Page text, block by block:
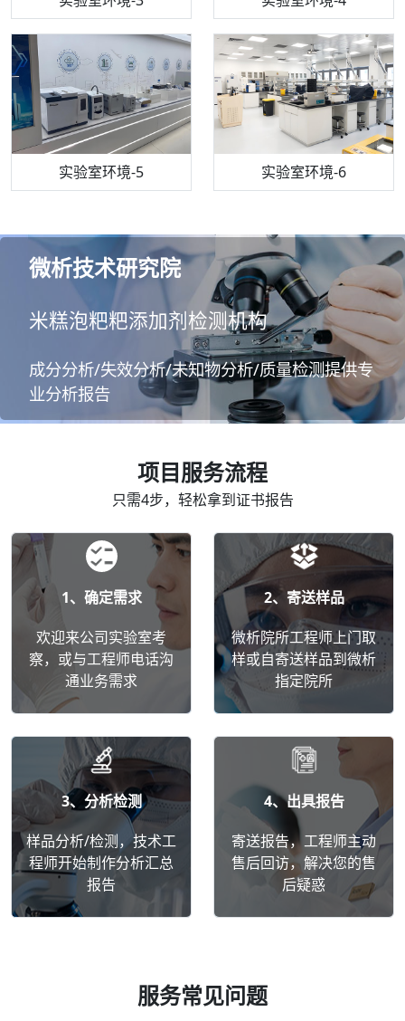
实验室环境-5 实验室环境-6
机构质检技术员-5 机构质检技术员-6
气相色谱仪 万能力学试验仪
微析技术研究院
米糕泡粑粑添加剂检测机构
成分分析/失效分析/未知物分析/质量检测提供专
业分析报告
项目服务流程
只需4步，轻松拿到证书报告
1、确定需求
欢迎来公司实验室考
察，或与工程师电话沟
通业务需求
2、寄送样品
微析院所工程师上门取
样或自寄送样品到微析
指定院所
3、分析检测
样品分析/检测，技术工
程师开始制作分析汇总
报告
4、出具报告
寄送报告，工程师主动
售后回访，解决您的售
后疑惑
服务常见问题